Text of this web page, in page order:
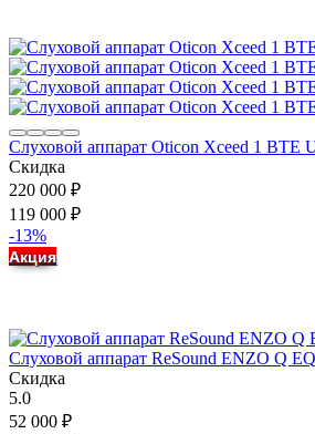
Слуховой аппарат Oticon Xceed 1 BTE
Скидка
220 000 ₽
119 000 ₽
-13%
Акция
Слуховой аппарат ReSound ENZO Q
Скидка
5.0
52 000 ₽